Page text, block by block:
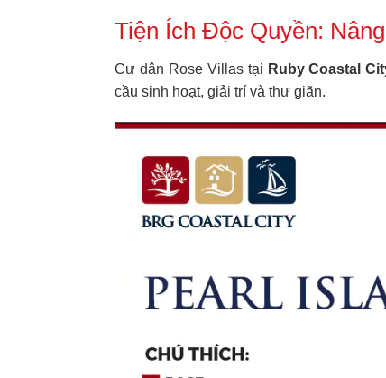
Tiện Ích Độc Quyền:
Cư dân Rose Villas tại Ruby Coastal
cầu sinh hoạt, giải trí và thư giãn.